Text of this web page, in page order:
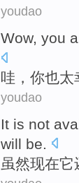
youdao
Wow, you
哇 ， 你也太
youdao
It is not
will be
虽然现在它